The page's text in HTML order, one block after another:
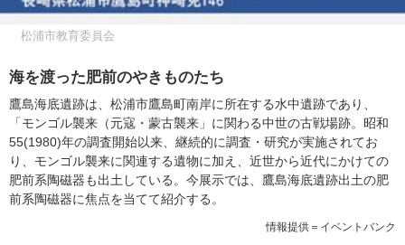
松浦市教育委員会
海を渡った肥前のやきものたち
鷹島海底遺跡は、松浦市鷹島町南岸に所在する水中遺跡であり、
「モンゴル襲来（元寇・蒙古襲来」に関わる中世の古戦場跡。昭和
55(1980)年の調査開始以来、継続的に調査・研究が実施されてお
り、モンゴル襲来に関連する遺物に加え、近世から近代にかけての
肥前系陶磁器も出土している。今展示では、鷹島海底遺跡出土の肥
前系陶磁器に焦点を当てて紹介する。
情報提供＝イベントバンク